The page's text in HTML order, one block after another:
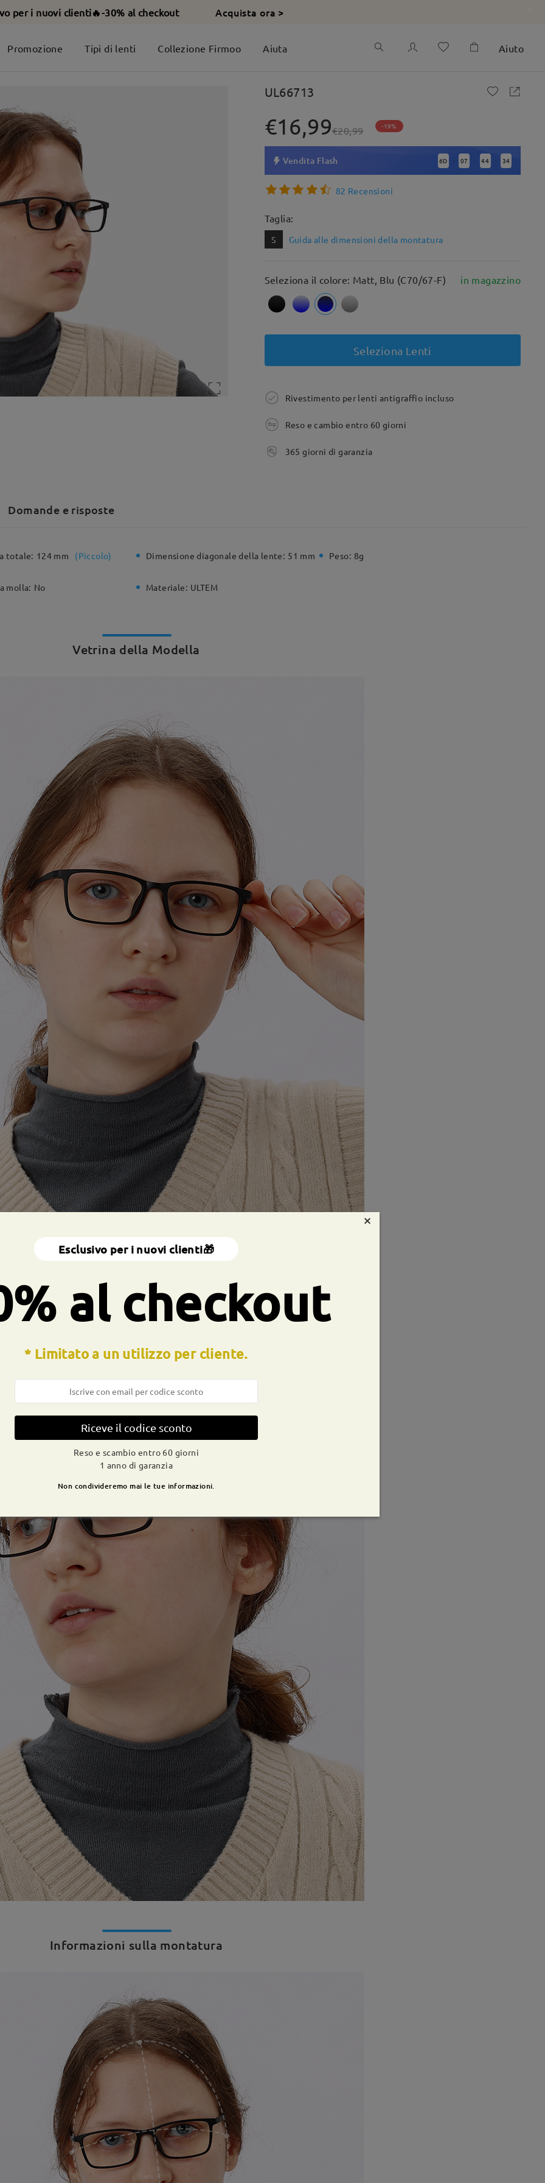
per i nuovi clienti🔥-30% al checkout Acquista ora >
Promozione Tipi di lenti Collezione Firmoo Aiuta Aiuto
UL66713
€16,99€20,99 -19%
Vendita Flash 6D : 07 : 44 : 32
82 Recensioni
Taglia:
S Guida alle dimensioni della montatura
Seleziona il colore: Matt, Blu (C70/67-F) in magazzino
Seleziona Lenti
Rivestimento per lenti antigraffio incluso
Reso e cambio entro 60 giorni
365 giorni di garanzia
Domande e risposte
totale: 124 mm (Piccolo) Dimensione diagonale della lente: 51 mm Peso: 8g
molla: No Materiale: ULTEM
Vetrina della Modella
Informazioni sulla montatura
×
Esclusivo per i nuovi clienti🎁
al checkout
* Limitato a un utilizzo per cliente.
Riceve il codice sconto
Reso e scambio entro 60 giorni
1 anno di garanzia
Non condivideremo mai le tue informazioni.